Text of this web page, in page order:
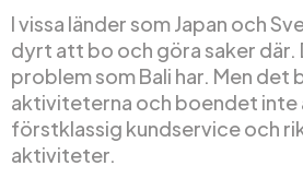
I vissa länder som Japan och
dyrt att bo och göra saker
problem som Bali har. Men
aktiviteterna och boendet inte
förstklassig kundservice och
aktiviteter.